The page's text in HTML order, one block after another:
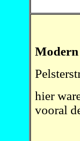
hier
vooral